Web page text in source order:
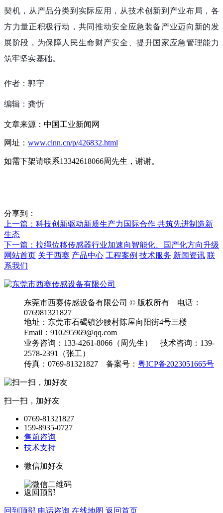
契机，从产品分类到实际应用，从技术创新到产业布局，各
方力量正积极行动，共同推动安全应急装备产业迈向新的发
展阶段，为保障人民生命财产安全、提升国家应急管理能力
筑牢坚实基础。
作者：郭宇
编辑：龚忻
文章来源：中国工业新闻网
网址： www.cinn.cn/p/426832.html
如需下架请联系13342618066周先生，谢谢。
分享到：
上一篇 ：科技创新驱动新质生产力国际合作 共筑先进制造新
生态
下一篇 ：拉绳位移传感器行业加速向智能化、国产化方向升级
网站首页 关于西赛 产品中心 工程案例 技术服务 新闻资讯 联
系我们
东莞市西赛传感设备有限公司 © 版权所有 电话：
076981321827
地址：东莞市石碣镇沙腰村陈屋向阳街4号三楼
Email：910295969@qq.com
业务咨询：133-4261-8066（周先生） 技术咨询：139-
2578-2391（张工）
传真：0769-81321827 备案号： 粤ICP备2023051665号
扫一扫，加好友
0769-81321827
159-8935-0727
售前咨询
技术支持
微信加好友
返回顶部
回到顶部 电话咨询 在线地图 返回首页